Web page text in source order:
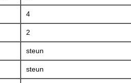
4
2
steun
steun